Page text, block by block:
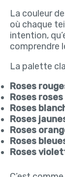
La couleur
où chaque
intention,
comprendre
La palette
Roses
Roses roses
Roses
Roses
Roses
Roses
Roses